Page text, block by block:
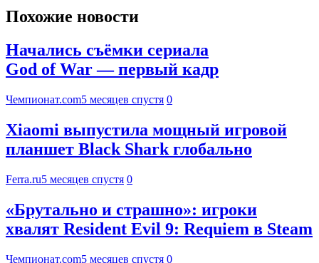
Похожие новости
Начались съёмки сериала
God of War — первый кадр
Чемпионат.com5 месяцев спустя 0
Xiaomi выпустила мощный игровой
планшет Black Shark глобально
Ferra.ru5 месяцев спустя 0
«Брутально и страшно»: игроки
хвалят Resident Evil 9: Requiem в Steam
Чемпионат.com5 месяцев спустя 0